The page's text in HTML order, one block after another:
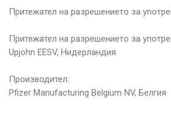
Притежател на разрешението за
Притежател на разрешението за
Upjohn EESV, Нидерландия
Производител:
Pfizer Manufacturing Belgium NV, Белгия